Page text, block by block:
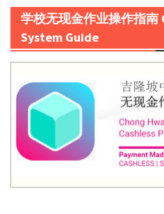
学校无现金作业操作指南
System Guide